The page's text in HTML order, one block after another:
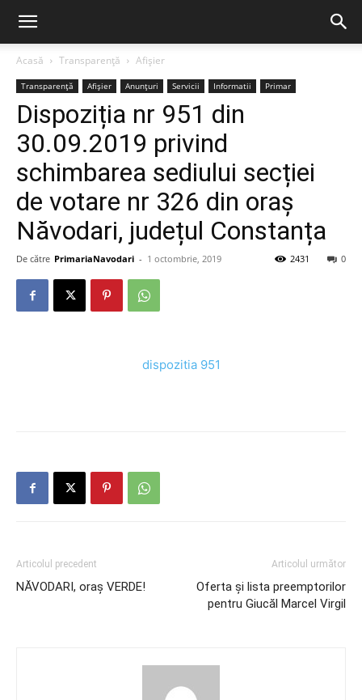
Acasă Transparență Afișier
Transparență Afișier Anunțuri Servicii Informatii Primar
Dispoziția nr 951 din
30.09.2019 privind
schimbarea sediului secției
de votare nr 326 din oraș
Năvodari, județul Constanța
De către PrimariaNavodari - 1 octombrie, 2019 0
2431
dispozitia 951
Articolul precedent
NĂVODARI, oraș VERDE!
Articolul următor
Oferta și lista preemptorilor
pentru Giucăl Marcel Virgil